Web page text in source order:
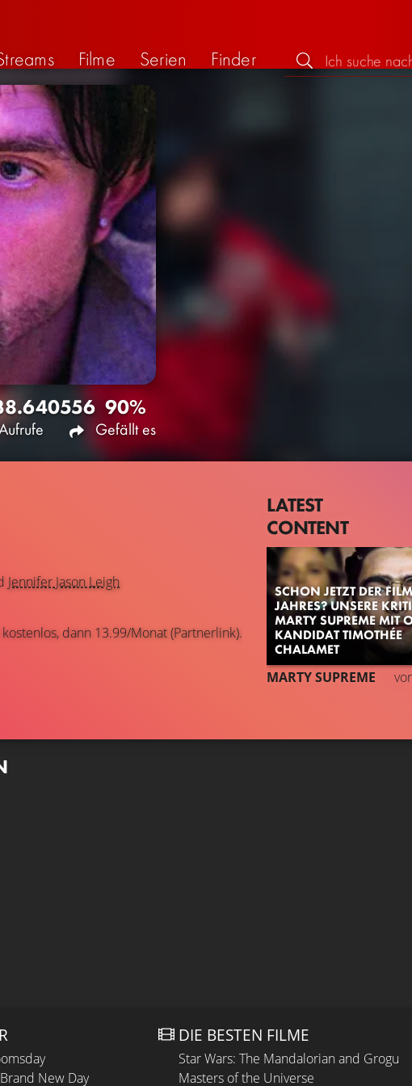
Filme Serien Finder
556 90%
Gefällt es
Jennifer Jason Leigh
kostenlos, dann 13.99/Monat (Partnerlink).
LATEST
CONTENT
SCHON JETZT DER
JAHRES? UNSERE
MARTY SUPREME MIT
KANDIDAT TIMOTHÉE
CHALAMET
MARTY SUPREME
New Day
DIE BESTEN FILME
Star Wars: The Mandalorian and Grogu
Masters of the Universe